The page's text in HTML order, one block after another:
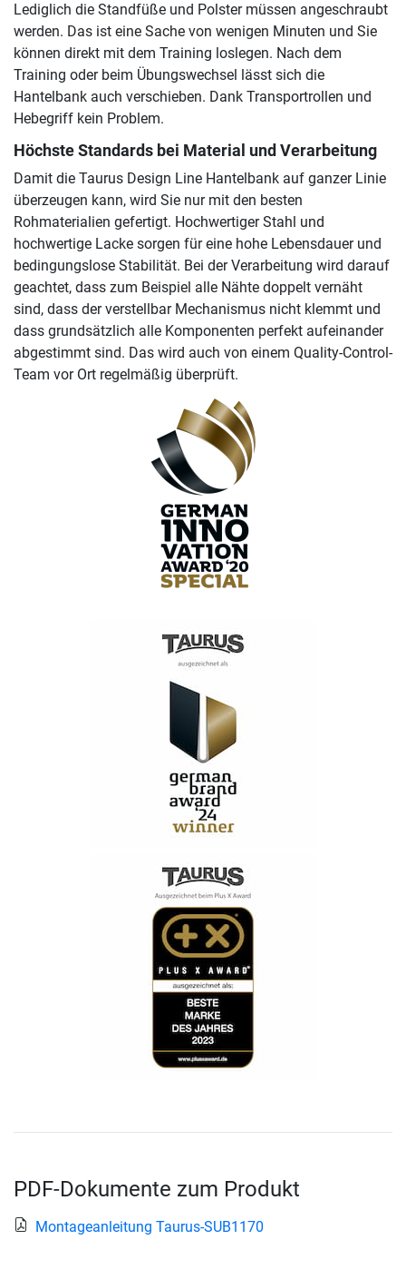
Lediglich die Standfüße und Polster müssen angeschraubt
werden. Das ist eine Sache von wenigen Minuten und Sie
können direkt mit dem Training loslegen. Nach dem
Training oder beim Übungswechsel lässt sich die
Hantelbank auch verschieben. Dank Transportrollen und
Hebegriff kein Problem.
Höchste Standards bei Material und Verarbeitung
Damit die Taurus Design Line Hantelbank auf ganzer Linie
überzeugen kann, wird Sie nur mit den besten
Rohmaterialien gefertigt. Hochwertiger Stahl und
hochwertige Lacke sorgen für eine hohe Lebensdauer und
bedingungslose Stabilität. Bei der Verarbeitung wird darauf
geachtet, dass zum Beispiel alle Nähte doppelt vernäht
sind, dass der verstellbar Mechanismus nicht klemmt und
dass grundsätzlich alle Komponenten perfekt aufeinander
abgestimmt sind. Das wird auch von einem Quality-Control-
Team vor Ort regelmäßig überprüft.
PDF-Dokumente zum Produkt
Montageanleitung Taurus-SUB1170